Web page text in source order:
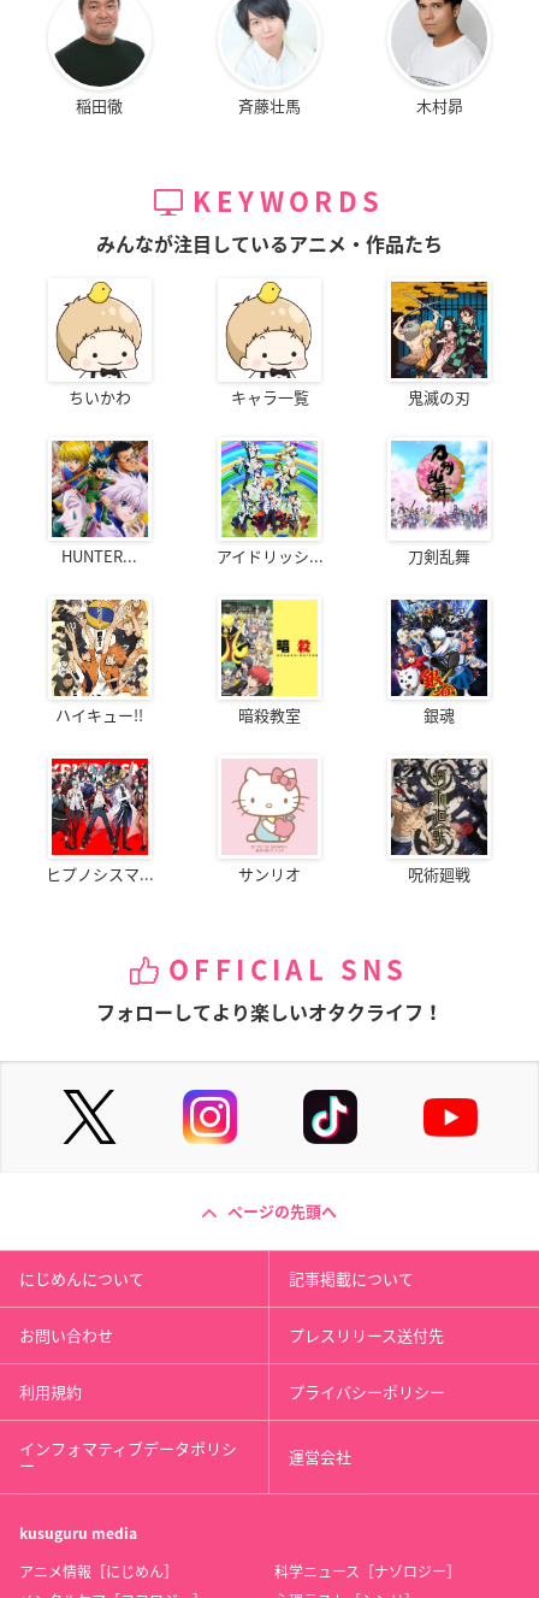
稲田徹 斉藤壮馬 木村昴
KEYWORDS
みんなが注目しているアニメ・作品たち
ちいかわ キャラ一覧 鬼滅の刃
HUNTER... アイドリッシ... 刀剣乱舞
ハイキュー!! 暗殺教室 銀魂
ヒプノシスマ... サンリオ 呪術廻戦
OFFICIAL SNS
フォローしてより楽しいオタクライフ！
ページの先頭へ
にじめんについて 記事掲載について
お問い合わせ プレスリリース送付先
利用規約 プライバシーポリシー
インフォマティブデータポリシ
ー 運営会社
kusuguru media
アニメ情報［にじめん］
科学ニュース［ナゾロジー］